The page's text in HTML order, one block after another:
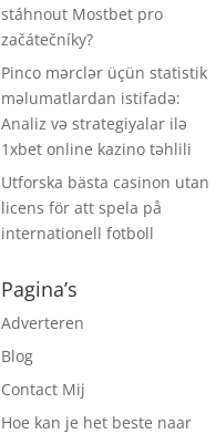
stáhnout Mostbet pro
začátečníky?
Pinco mərclər üçün statistik
məlumatlardan istifadə:
Analiz və strategiyalar ilə
1xbet online kazino təhlili
Utforska bästa casinon utan
licens för att spela på
internationell fotboll
Pagina’s
Adverteren
Blog
Contact Mij
Hoe kan je het beste naar